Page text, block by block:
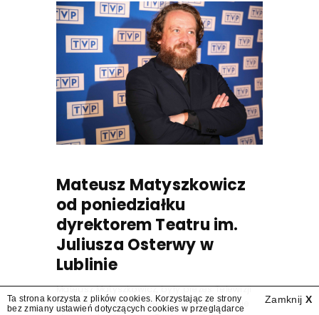
Mateusz Matyszkowicz
od poniedziałku
dyrektorem Teatru im.
Juliusza Osterwy w
Lublinie
Mateusz Matyszkowicz, były prezes Telewizji
Polskiej, w poniedziałek 10 sierpnia obejmie
Zamknij X
Ta strona korzysta z plików cookies. Korzystając ze strony
bez zmiany ustawień dotyczących cookies w przeglądarce